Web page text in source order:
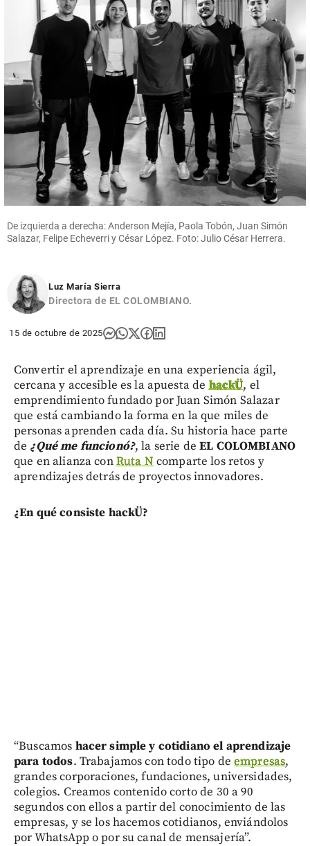
De izquierda a derecha: Anderson Mejía, Paola Tobón, Juan Simón
Salazar, Felipe Echeverri y César López. Foto: Julio César Herrera.
Luz María Sierra
Directora de EL COLOMBIANO.
15 de octubre de 2025
Convertir el aprendizaje en una experiencia ágil,
cercana y accesible es la apuesta de hackÜ, el
emprendimiento fundado por Juan Simón Salazar
que está cambiando la forma en la que miles de
personas aprenden cada día. Su historia hace parte
de ¿Qué me funcionó?, la serie deEL COLOMBIANO
que en alianza conRuta N comparte los retos y
aprendizajes detrás de proyectos innovadores.
¿En qué consiste hackÜ?
“Buscamos hacer simple y cotidiano el aprendizaje
para todos. Trabajamos con todo tipo deempresas,
grandes corporaciones, fundaciones, universidades,
colegios. Creamos contenido corto de 30 a 90
segundos con ellos a partir del conocimiento de las
empresas, y se los hacemos cotidianos, enviándolos
por WhatsApp o por su canal de mensajería”.